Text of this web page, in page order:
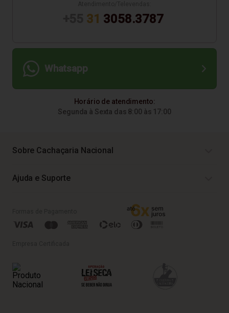
31 3058.3787
Whatsapp
Horário de atendimento:
Segunda à Sexta das 8:00 às 17:00
Sobre Cachaçaria Nacional
Ajuda e Suporte